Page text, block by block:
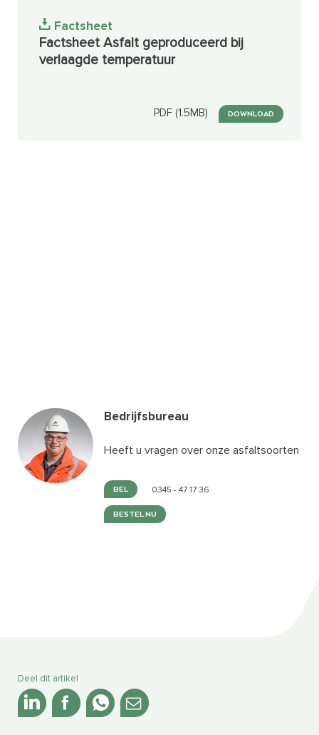
Factsheet
Factsheet Asfalt geproduceerd bij
verlaagde temperatuur
PDF (1.5MB) DOWNLOAD
Bedrijfsbureau
Heeft u vragen over onze asfaltsoorten
BEL 0345 - 47 17 36
BESTEL NU
Deel dit artikel